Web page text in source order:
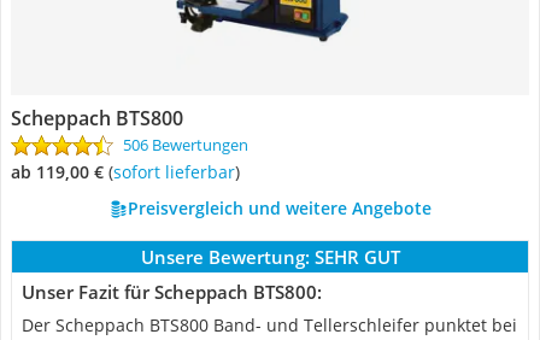
Scheppach BTS800
506 Bewertungen
ab 119,00 € ( Sofort lieferbar)
Preisvergleich und weitere Angebote
Unsere Bewertung: SEHR GUT
Unser Fazit für Scheppach BTS800:
Der Scheppach BTS800 Band- und Tellerschleifer punktet bei